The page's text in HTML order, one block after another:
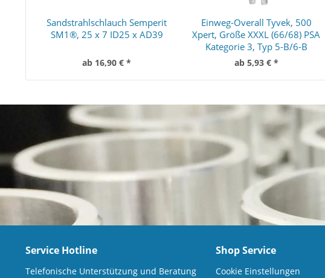
Sandstrahlschlauch Semperit
SM1®, 25 x 7 ID25 x AD39
ab 16,90 € *
Einweg-Overall Tyvek, 500
Xpert, Größe XXXL (66/68) PSA
Kategorie 3, Typ 5-B/6-B
ab 5,93 € *
Service Hotline
Telefonische Unterstützung und Beratung
Shop Service
Cookie Einstellungen